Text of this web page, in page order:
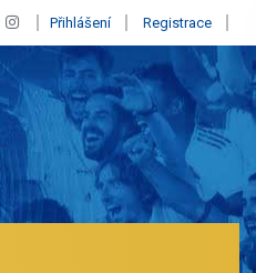
se klub na trh už v lednu? |
Přihlášení Registrace